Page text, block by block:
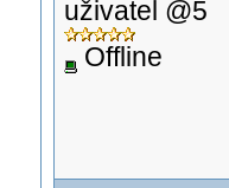
uživatel @5
Offline